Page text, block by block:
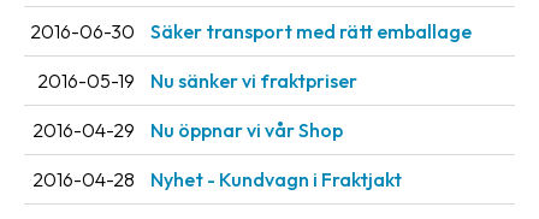
Om
företaget
Fraktjakt
Pressrum
2016-06-30 Säker transport med rätt emballage
2016-05-19 Nu sänker vi fraktpriser
2016-04-29 Nu öppnar vi vår Shop
2016-04-28 Nyhet - Kundvagn i Fraktjakt